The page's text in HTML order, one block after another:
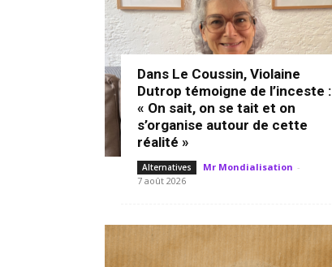
Dans Le Coussin, Violaine
Dutrop témoigne de l’inceste :
« On sait, on se tait et on
s’organise autour de cette
réalité »
Alternatives Mr Mondialisation -
7 août 2026